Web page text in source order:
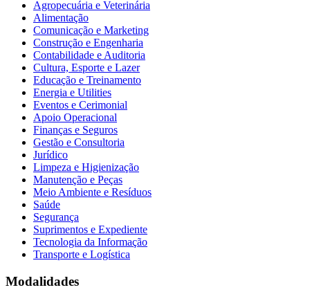
Agropecuária e Veterinária
Alimentação
Comunicação e Marketing
Construção e Engenharia
Contabilidade e Auditoria
Cultura, Esporte e Lazer
Educação e Treinamento
Energia e Utilities
Eventos e Cerimonial
Apoio Operacional
Finanças e Seguros
Gestão e Consultoria
Jurídico
Limpeza e Higienização
Manutenção e Peças
Meio Ambiente e Resíduos
Saúde
Segurança
Suprimentos e Expediente
Tecnologia da Informação
Transporte e Logística
Modalidades